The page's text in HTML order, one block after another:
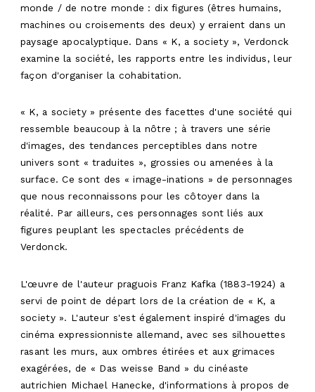
monde / de notre monde : dix figures (êtres humains,
machines ou croisements des deux) y erraient dans un
paysage apocalyptique. Dans « K, a society », Verdonck
examine la société, les rapports entre les individus, leur
façon d'organiser la cohabitation.
« K, a society » présente des facettes d'une société qui
ressemble beaucoup à la nôtre ; à travers une série
d'images, des tendances perceptibles dans notre
univers sont « traduites », grossies ou amenées à la
surface. Ce sont des « image-inations » de personnages
que nous reconnaissons pour les côtoyer dans la
réalité. Par ailleurs, ces personnages sont liés aux
figures peuplant les spectacles précédents de
Verdonck.
L'œuvre de l'auteur praguois Franz Kafka (1883-1924) a
servi de point de départ lors de la création de « K, a
society ». L'auteur s'est également inspiré d'images du
cinéma expressionniste allemand, avec ses silhouettes
rasant les murs, aux ombres étirées et aux grimaces
exagérées, de « Das weisse Band » du cinéaste
autrichien Michael Hanecke, d'informations à propos de